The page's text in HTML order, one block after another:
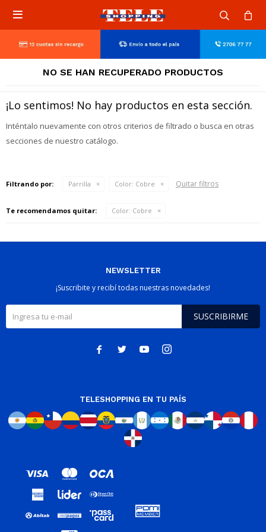

NO SE HAN RECUPERADO PRODUCTOS
¡Lo sentimos! No hay productos en esta sección.
Inténtalo nuevamente con otros criterios de filtrado o busca en otras
secciones de nuestro catálogo.
Filtrando por: Parrilla Color: Cobre Quitar filtros
Te recomendamos quitar: Color: Cobre
NEWSLETTER
¡Suscribite y recibí todas nuestras novedades!
SUSCRIBIRME
   
TELESHOPPING EN TU PAÍS